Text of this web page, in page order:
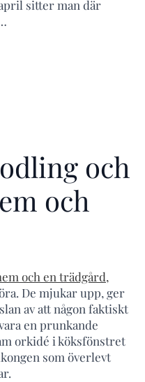
sitter man där
och
och
och en trädgård,
De mjukar upp, ger
av att någon faktiskt
en prunkande
orkidé i köksfönstret
som överlevt